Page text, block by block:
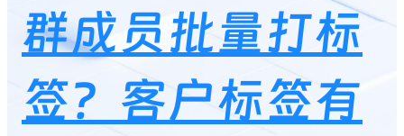
群成员批量打标
签？客户标签有